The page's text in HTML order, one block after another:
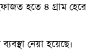
হতে ৪ গ্রাম
নেয়া হয়েছে।